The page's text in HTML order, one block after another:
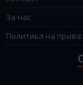
За нас
Политика на